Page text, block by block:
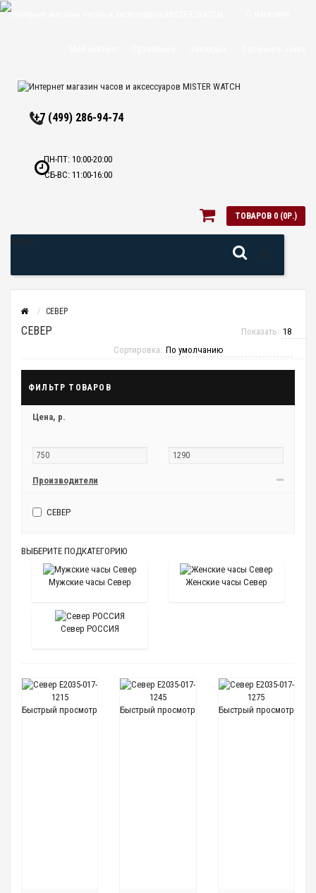
+7 (499) 286-94-74
ПН-ПТ: 10:00-20:00
СБ-ВС: 11:00-16:00
ТОВАРОВ 0 (0Р.)
СЕВЕР
СЕВЕР
Показать:
Сортировка:
ФИЛЬТР ТОВАРОВ
Цена, р.
Производители
СЕВЕР
ВЫБЕРИТЕ ПОДКАТЕГОРИЮ
Мужские часы Север Женские часы Север
Север РОССИЯ
Быстрый просмотр Быстрый просмотр Быстрый просмотр